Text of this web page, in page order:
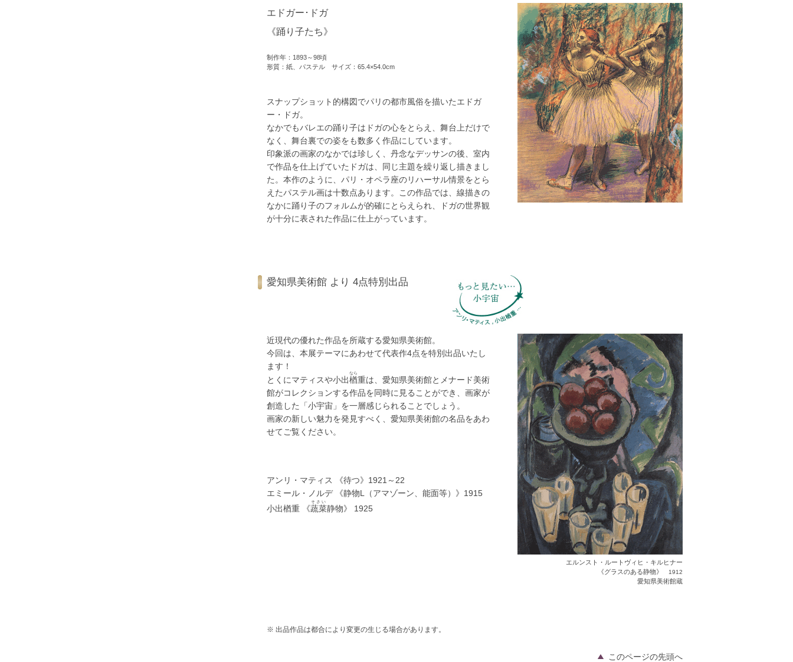
エドガー･ドガ
《踊り子たち》
制作年：1893～98頃
形質：紙、パステル サイズ：65.4×54.0cm
スナップショット的構図でパリの都市風俗を描いたエドガ
ー・ドガ。
なかでもバレエの踊り子はドガの心をとらえ、舞台上だけで
なく、舞台裏での姿をも数多く作品にしています。
印象派の画家のなかでは珍しく、丹念なデッサンの後、室内
で作品を仕上げていたドガは、同じ主題を繰り返し描きまし
た。本作のように、パリ・オペラ座のリハーサル情景をとら
えたパステル画は十数点あります。この作品では、線描きの
なかに踊り子のフォルムが的確にとらえられ、ドガの世界観
が十分に表された作品に仕上がっています。
愛知県美術館 より 4点特別出品
近現代の優れた作品を所蔵する愛知県美術館。
今回は、本展テーマにあわせて代表作4点を特別出品いたし
ます！
とくにマティスや小出楢
なら
重は、愛知県美術館とメナード美術
館がコレクションする作品を同時に見ることができ、画家が
創造した「小宇宙」を一層感じられることでしょう。
画家の新しい魅力を発見すべく、愛知県美術館の名品をあわ
せてご覧ください。
アンリ・マティス 《待つ》1921～22
エミール・ノルデ 《静物L（アマゾーン、能面等）》1915
小出楢重 《蔬菜
そさい
静物》 1925
エルンスト・ルートヴィヒ・キルヒナー
《グラスのある静物》
1912
愛知県美術館蔵
※ 出品作品は都合により変更の生じる場合があります。
このページの先頭へ